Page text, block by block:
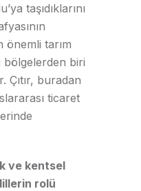
taşıdıklarını
önemli tarım
bölgelerden biri
Çıtır, buradan
ticaret
ve kentsel
rolü